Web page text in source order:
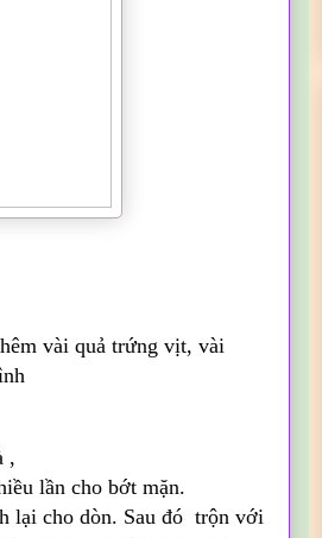
vài quả trứng vịt, vài
,
lần cho bớt mặn.
lại cho dòn. Sau đó trộn với